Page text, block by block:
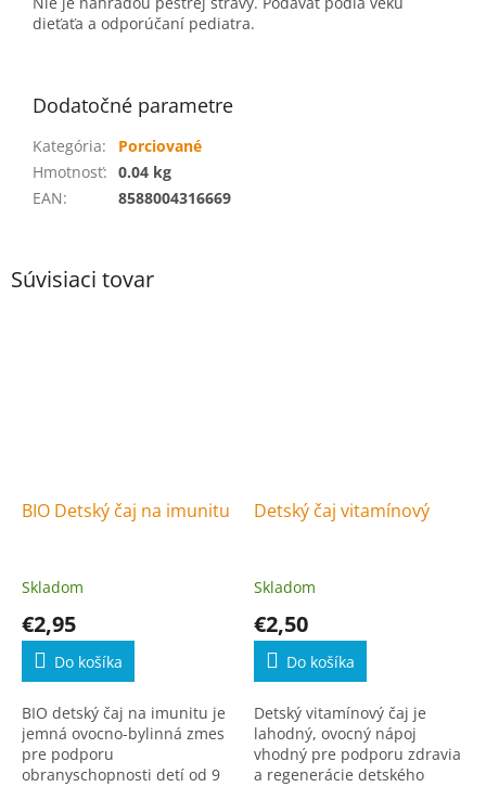
Súvisiaci tovar
BIO Detský čaj na imunitu
Skladom
€2,95
Do košíka
BIO detský čaj na imunitu je
jemná ovocno-bylinná zmes
pre podporu
obranyschopnosti detí od 9
Detský čaj vitamínový
Skladom
€2,50
Do košíka
Detský vitamínový čaj je
lahodný, ovocný nápoj
vhodný pre podporu zdravia
a regenerácie detského
dieťaťa a odporúčaní pediatra.
Dodatočné parametre
Kategória:
Porciované
Hmotnosť: 0.04 kg
EAN: 8588004316669